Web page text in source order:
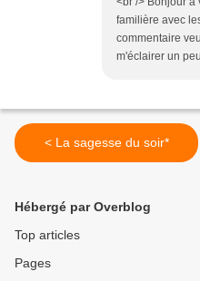
familière avec
commentaire
m'éclairer un
< La sagesse du soir*
Hébergé par Overblog
Top articles
Pages